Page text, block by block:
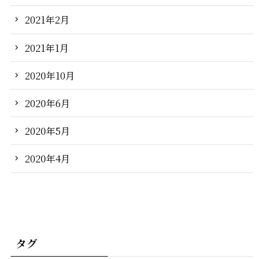
2021年2月
2021年1月
2020年10月
2020年6月
2020年5月
2020年4月
タグ